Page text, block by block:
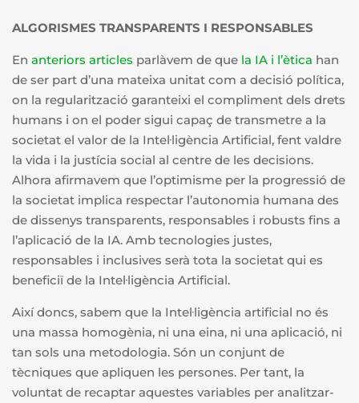
ALGORISMES TRANSPARENTS I RESPONSABLES
En anteriors articles parlàvem de que la IA i l’ètica han
de ser part d’una mateixa unitat com a decisió política,
on la regularització garanteixi el compliment dels drets
humans i on el poder sigui capaç de transmetre a la
societat el valor de la Intel·ligència Artificial, fent valdre
la vida i la justícia social al centre de les decisions.
Alhora afirmavem que l’optimisme per la progressió de
la societat implica respectar l’autonomia humana des
de dissenys transparents, responsables i robusts fins a
l’aplicació de la IA. Amb tecnologies justes,
responsables i inclusives serà tota la societat qui es
beneficiï de la Intel·ligència Artificial.
Així doncs, sabem que la Intel·ligència artificial no és
una massa homogènia, ni una eina, ni una aplicació, ni
tan sols una metodologia. Són un conjunt de
tècniques que apliquen les persones. Per tant, la
voluntat de recaptar aquestes variables per analitzar-